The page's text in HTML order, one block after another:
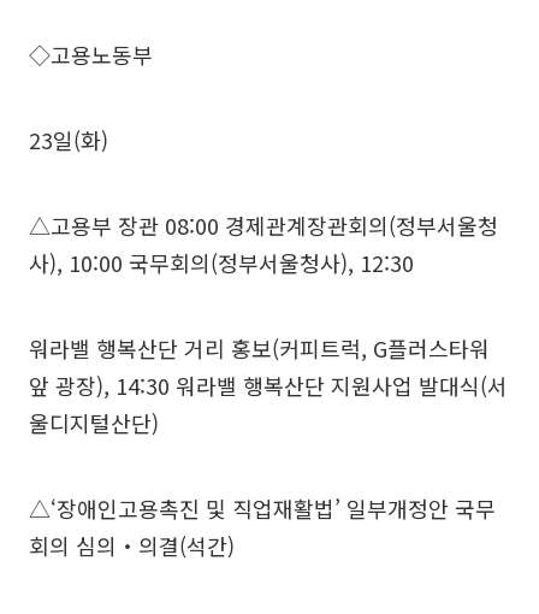
◇고용노동부
23일(화)
△고용부 장관 08:00 경제관계장관회의(정부서울청
사), 10:00 국무회의(정부서울청사), 12:30
워라밸 행복산단 거리 홍보(커피트럭, G플러스타워
앞 광장), 14:30 워라밸 행복산단 지원사업 발대식(서
울디지털산단)
△‘장애인고용촉진 및 직업재활법’ 일부개정안 국무
회의 심의‧의결(석간)